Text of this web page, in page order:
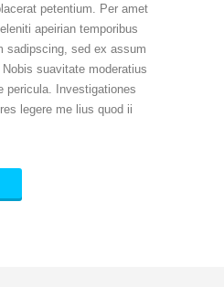
petentium. Per amet
apeirian temporibus
sadipscing, sed ex assum
suavitate moderatius
pericula. Investigationes
legere me lius quod ii